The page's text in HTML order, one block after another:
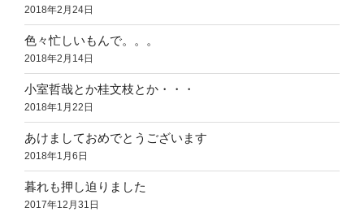
2018年2月24日
色々忙しいもんで。。。
2018年2月14日
小室哲哉とか桂文枝とか・・・
2018年1月22日
あけましておめでとうございます
2018年1月6日
暮れも押し迫りました
2017年12月31日